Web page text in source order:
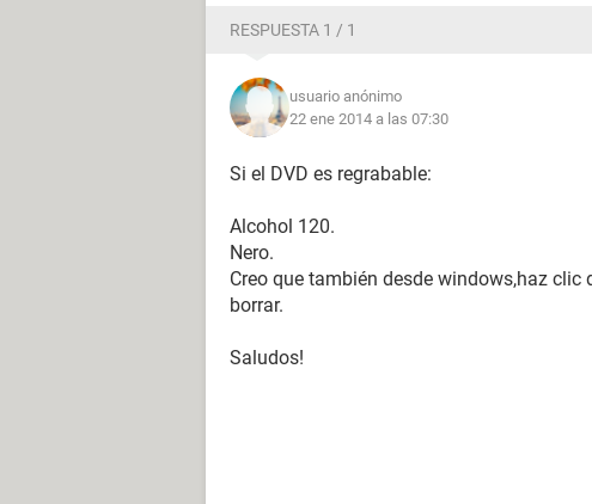
RESPUESTA 1 / 1
usuario anónimo
22 ene 2014 a las 07:30
Si el DVD es regrabable:
Alcohol 120.
Nero.
Creo que también desde windows,haz clic
borrar.
Saludos!